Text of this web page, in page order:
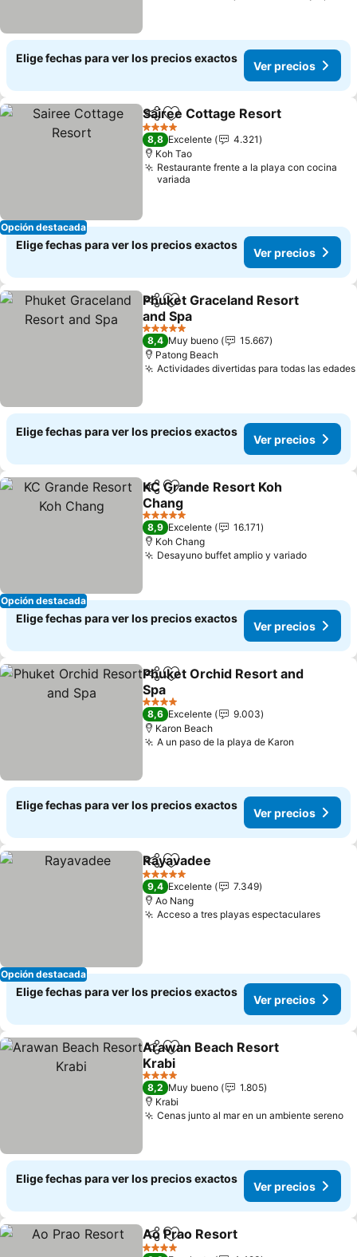
Elige fechas para ver los precios exactos
Ver precios
Opción destacada
CompartirAgregar a favoritos
Sairee Cottage Resort
4 Estrellas
8,8 Excelente
4.321
Koh Tao
Restaurante frente a la playa con cocina
variada
Elige fechas para ver los precios exactos
Ver precios
CompartirAgregar a favoritos
Phuket Graceland Resort
and Spa
Ver precios
5 Estrellas
8,4 Muy bueno
15.667
Patong Beach
Actividades divertidas para todas las edades
Elige fechas para ver los precios exactos
Ver precios
Opción destacada
CompartirAgregar a favoritos
KC Grande Resort Koh
Chang
Ver precios
5 Estrellas
8,9 Excelente
16.171
Koh Chang
Desayuno buffet amplio y variadoVer
Elige fechas para ver los precios exactos
Ver precios
CompartirAgregar a favoritos
Phuket Orchid Resort and
Spa
Ver precios
4 Estrellas
8,6 Excelente
9.003
Karon Beach
A un paso de la playa de Karon
Elige fechas para ver los precios exactos
Ver precios
Opción destacada
CompartirAgregar a favoritos
Rayavadee
5 Estrellas
9,4 Excelente
7.349
Ao Nang
Acceso a tres playas espectacularesVer
Elige fechas para ver los precios exactos
Ver precios
CompartirAgregar a favoritos
Arawan Beach Resort
Krabi
Ver precios
4 Estrellas
8,2 Muy bueno
1.805
Krabi
Cenas junto al mar en un ambiente sereno
Elige fechas para ver los precios exactos
Ver precios
CompartirAgregar a favoritos
Ao Prao Resort
4 Estrellas